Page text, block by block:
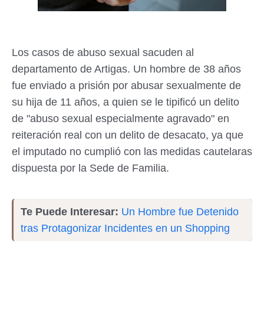
Los casos de abuso sexual sacuden al
departamento de Artigas. Un hombre de 38 años
fue enviado a prisión por abusar sexualmente de
su hija de 11 años, a quien se le tipificó un delito
de "abuso sexual especialmente agravado" en
reiteración real con un delito de desacato, ya que
el imputado no cumplió con las medidas cautelaras
dispuesta por la Sede de Familia.
Te Puede Interesar: Un Hombre fue Detenido
tras Protagonizar Incidentes en un Shopping